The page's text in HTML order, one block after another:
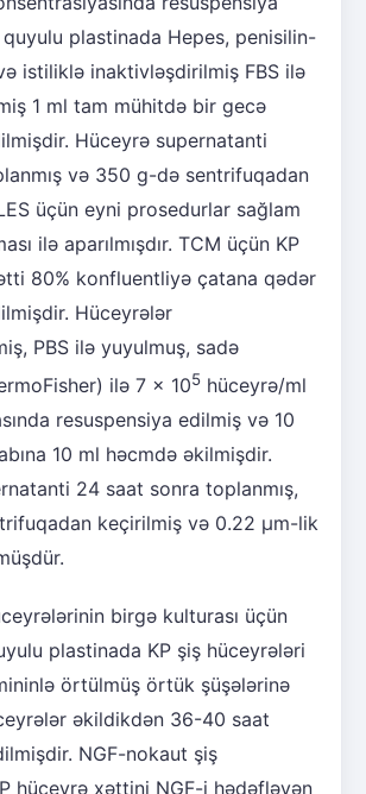
plastinada Hepes, penisilin-
istiliklə inaktivləşdirilmiş FBS ilə
1 ml tam mühitdə bir gecə
Hüceyrə supernatanti
və 350 g-də sentrifuqadan
üçün eyni prosedurlar sağlam
ilə aparılmışdır. TCM üçün KP
80% konfluentliyə çatana qədər
Hüceyrələr
PBS ilə yuyulmuş, sadə
ilə 7 × 105 hüceyrə/ml
resuspensiya edilmiş və 10
10 ml həcmdə əkilmişdir.
24 saat sonra toplanmış,
keçirilmiş və 0.22 μm-lik
birgə kulturası üçün
plastinada KP şiş hüceyrələri
örtülmüş örtük şüşələrinə
əkildikdən 36-40 saat
NGF-nokaut şiş
hüceyrə xəttini NGF-i hədəfləyən